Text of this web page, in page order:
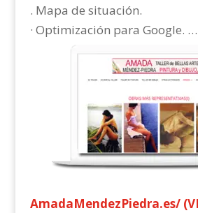
. Mapa de situación.
· Optimización para Google. …
AmadaMendezPiedra.es/